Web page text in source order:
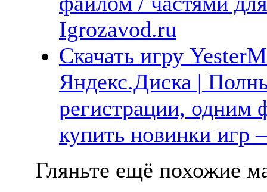
Igrozavod.ru
Скачать игру
Яндекс.Диска |
регистрации, одним
купить новинки
Гляньте ещё похожие